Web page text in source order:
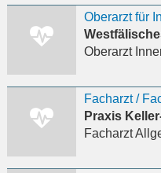
Oberarzt
Praxis
Facharzt